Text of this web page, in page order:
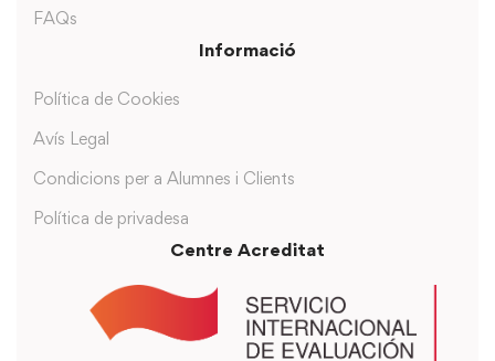
FAQs
Informació
Política de Cookies
Avís Legal
Condicions per a Alumnes i Clients
Política de privadesa
Centre Acreditat